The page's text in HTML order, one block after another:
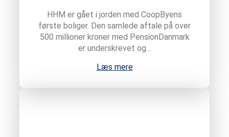
HHM er gået i jorden med CoopByens
første boliger. Den samlede aftale på over
500 millioner kroner med PensionDanmark
er underskrevet og...
Læs mere